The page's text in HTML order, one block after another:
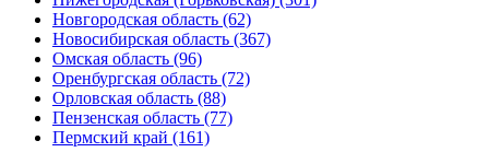
Новгородская область (62)
Новосибирская область (367)
Омская область (96)
Оренбургская область (72)
Орловская область (88)
Пензенская область (77)
Пермский край (161)